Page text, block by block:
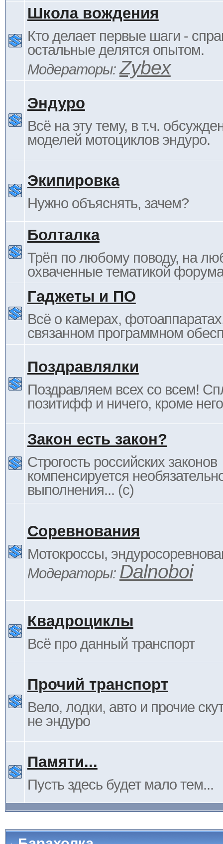
Школа вождения
Кто делает первые шаги -
остальные делятся опытом.
Модераторы:Zybex
Эндуро
Всё на эту тему, в т.ч.
моделей мотоциклов эндуро.
Экипировка
Нужно объяснять, зачем?
Болталка
Трёп по любому поводу, на
охваченные тематикой
Гаджеты и ПО
Всё о камерах,
связанном программном
Поздравлялки
Поздравляем всех со всем!
позитифф и ничего, кроме
Закон есть закон?
Строгость российских законов
компенсируется
выполнения... (c)
Соревнования
Мотокроссы,
Модераторы: Dalnoboi
Квадроциклы
Всё про данный транспорт
Прочий транспорт
Вело, лодки, авто и прочие
не эндуро
Памяти...
Пусть здесь будет мало тем...